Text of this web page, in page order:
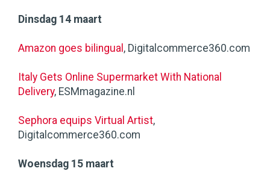
Dinsdag 14 maart
Amazon goes bilingual , Digitalcommerce360.com
Italy Gets Online Supermarket With National
Delivery, ESMmagazine.nl
Sephora equips Virtual Artist,
Digitalcommerce360.com
Woensdag 15 maart